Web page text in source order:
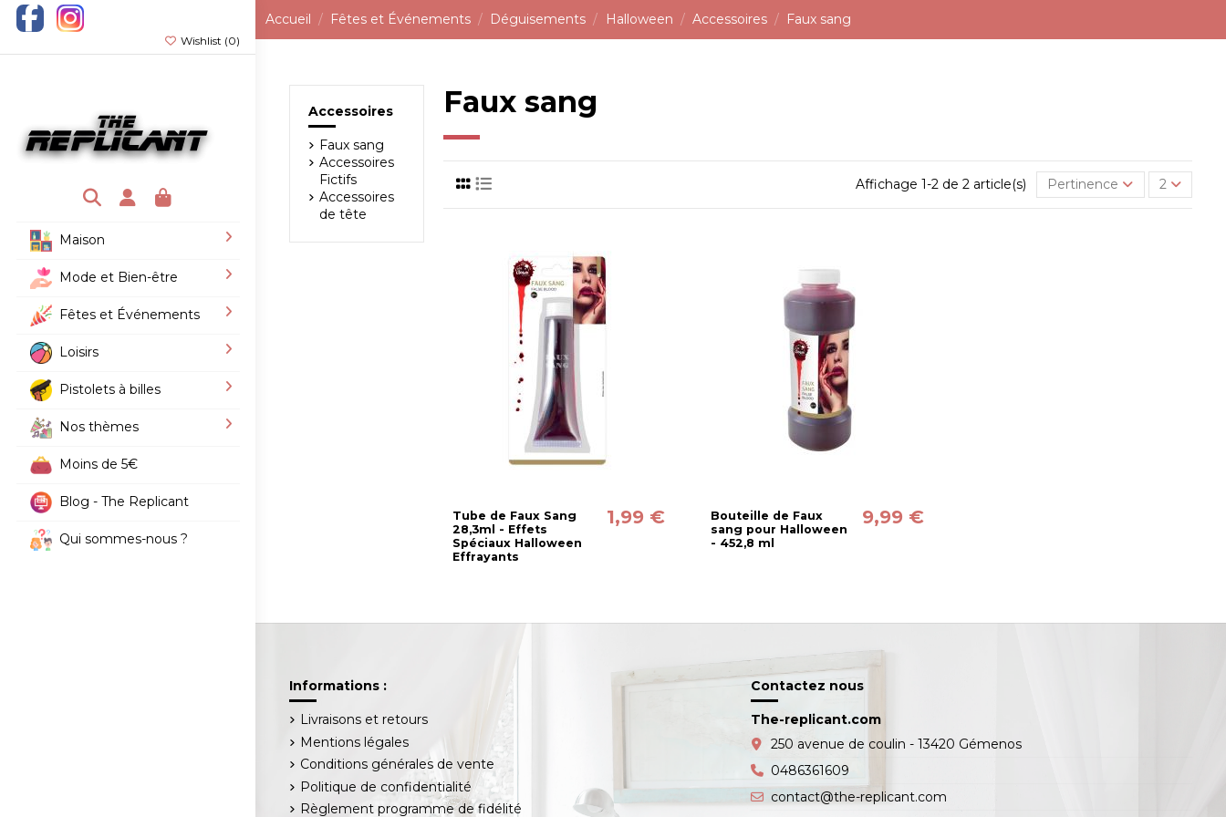
Wishlist (0)
Maison
Mode et Bien-être
Fêtes et Événements
Loisirs
Pistolets à billes
Nos thèmes
Moins de 5€
Blog - The Replicant
Qui sommes-nous ?
Accueil Fêtes et Événements Déguisements Halloween Accessoires Faux sang
Faux sang
Affichage 1-2 de 2 article(s) Pertinence 2
Tube de Faux Sang
28,3ml - Effets
Spéciaux Halloween
Effrayants
1,99 €
Bouteille de Faux
sang pour Halloween
- 452,8 ml
9,99 €
Accessoires
Faux sang
Accessoires
Fictifs
Accessoires
de tête
Informations :
Livraisons et retours
Mentions légales
Conditions générales de vente
Politique de confidentialité
Règlement programme de fidélité
Contactez nous
The-replicant.com
250 avenue de coulin - 13420 Gémenos
0486361609
contact@the-replicant.com